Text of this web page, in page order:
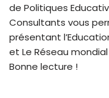
de Politiques
Consultants vous
présentant
et Le Réseau
Bonne lecture !